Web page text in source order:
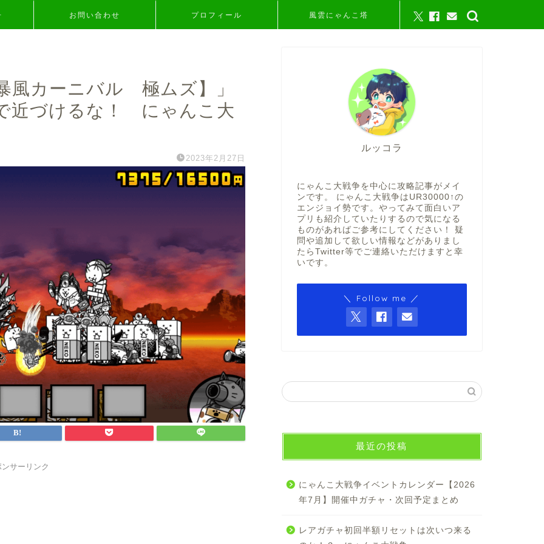
お問い合わせ プロフィール 風雲にゃんこ塔
風カーニバル 極ムズ】」
近づけるな！ にゃんこ大
2023年2月27日
サーリンク
ルッコラ
にゃんこ大戦争を中心に攻略記事がメイ
ンです。 にゃんこ大戦争はUR30000↑の
エンジョイ勢です。やってみて面白いア
プリも紹介していたりするので気になる
ものがあればご参考にしてください！ 疑
問や追加して欲しい情報などがありまし
たらTwitter等でご連絡いただけますと幸
いです。
＼ Follow me ／
最近の投稿
にゃんこ大戦争イベントカレンダー【2026
年7月】開催中ガチャ・次回予定まとめ
レアガチャ初回半額リセットは次いつ来る